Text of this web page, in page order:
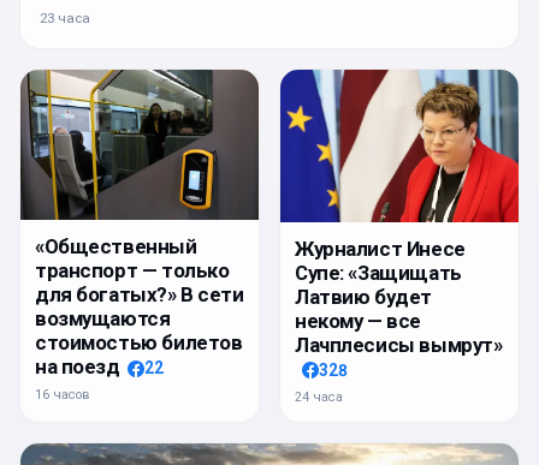
23 часа
«Общественный
транспорт — только
для богатых?» В сети
возмущаются
стоимостью билетов
на поезд
22
16 часов
Журналист Инесе
Супе: «Защищать
Латвию будет
некому — все
Лачплесисы вымрут»
328
24 часа